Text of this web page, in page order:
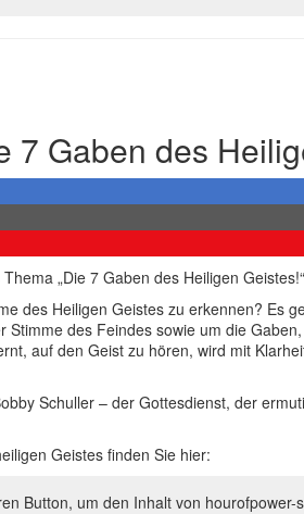
7 Gaben des
„Die 7 Gaben des Heiligen
des Heiligen Geistes zu erkennen? Es
Stimme des Feindes sowie um die
auf den Geist zu hören, wird mit
Schuller – der Gottesdienst, der
Geistes finden Sie hier:
Button, um den Inhalt von hourofpower-